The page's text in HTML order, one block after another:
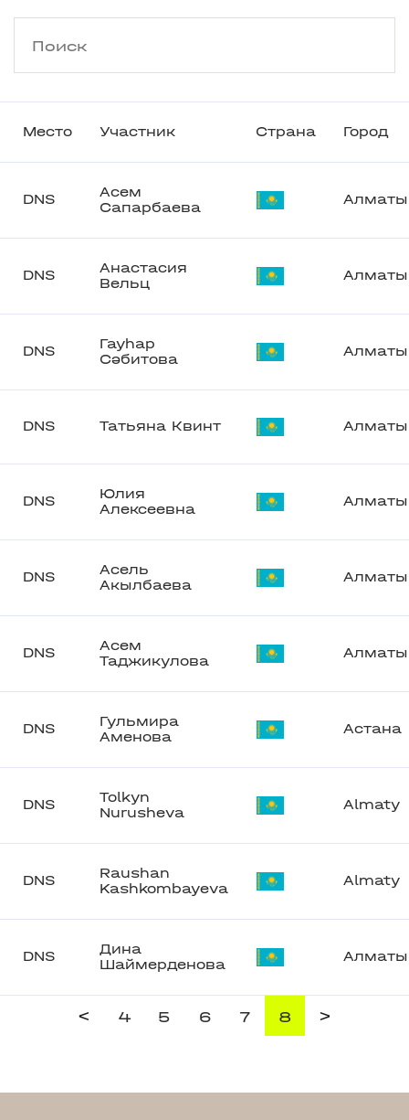
Место Участник Страна Город
DNS
Асем
Сапарбаева
Алматы
DNS
Анастасия
Вельц
Алматы
DNS
Гауһар
Сәбитова
Алматы
DNS Татьяна Квинт Алматы
DNS
Юлия
Алексеевна
Алматы
DNS
Асель
Акылбаева
Алматы
DNS
Асем
Таджикулова
Алматы
DNS
Гульмира
Аменова
Астана
DNS
Tolkyn
Nurusheva
Almaty
DNS
Raushan
Kashkombayeva
Almaty
DNS
Дина
Шаймерденова
Алматы
< 4 5 6 7 8 >